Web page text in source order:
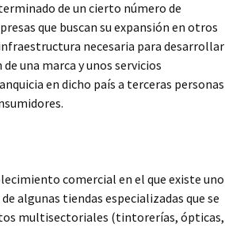
de un cierto número de
que buscan su expansión en otros
necesaria para desarrollar
una marca y unos servicios
en dicho país a terceras personas
comercial en el que existe uno
algunas tiendas especializadas que se
multisectoriales (tintorerías, ópticas,